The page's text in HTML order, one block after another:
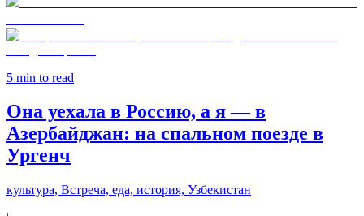
5 min to read
Она уехала в Россию, а я — в
Азербайджан: на спальном поезде в
Ургенч
культура, Встреча, еда, история, Узбекистан